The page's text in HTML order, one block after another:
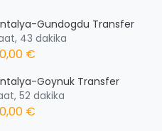
Gundogdu Transfer
43 dakika
€
Goynuk Transfer
52 dakika
€